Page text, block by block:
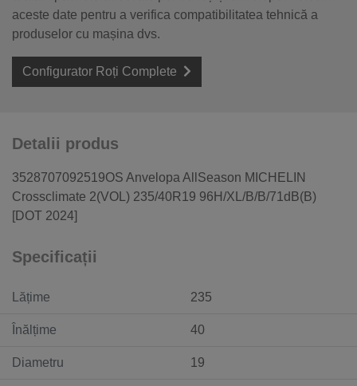
aceste date pentru a verifica compatibilitatea tehnică a
produselor cu mașina dvs.
Configurator Roți Complete
Detalii produs
3528707092519OS Anvelopa AllSeason MICHELIN
Crossclimate 2(VOL) 235/40R19 96H/XL/B/B/71dB(B)
[DOT 2024]
Specificații
Lățime 235
Înălțime 40
Diametru 19